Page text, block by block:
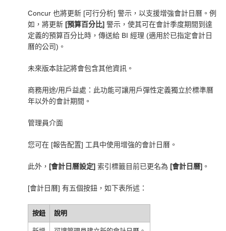
Concur 也將更新 [可行分析] 警示，以支援增強會計日曆。例
如，將更新 [預算百分比] 警示，使其可在會計季度期間到達
定義的預算百分比時，傳送給 BI 經理 (適用於已指定會計日
曆的公司)。
未來版本註記將會包含其他資訊。
商務用途/用戶益處：此功能可讓用戶彈性定義獨立於標準曆
年以外的會計期間。
管理員介面
您可在 [報告配置] 工具中使用增強的會計日曆。
此外， [會計日曆設定] 索引標籤目前已更名為 [會計日曆] 。
[會計日曆] 有五個按鈕，如下表所述：
按鈕 說明